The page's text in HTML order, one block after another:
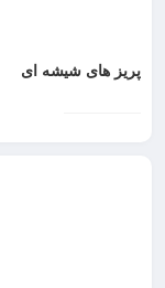
پریز های شیشه ای